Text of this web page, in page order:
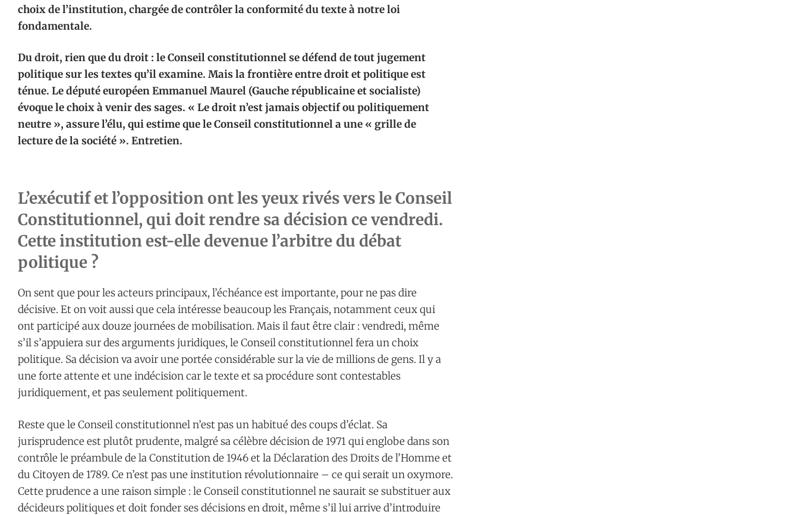
choix de l’institution, chargée de contrôler la conformité du texte à notre loi
fondamentale.
Du droit, rien que du droit : le Conseil constitutionnel se défend de tout jugement
politique sur les textes qu’il examine. Mais la frontière entre droit et politique est
ténue. Le député européen Emmanuel Maurel (Gauche républicaine et socialiste)
évoque le choix à venir des sages. « Le droit n’est jamais objectif ou politiquement
neutre », assure l’élu, qui estime que le Conseil constitutionnel a une « grille de
lecture de la société ». Entretien.
L’exécutif et l’opposition ont les yeux rivés vers le Conseil
Constitutionnel, qui doit rendre sa décision ce vendredi.
Cette institution est-elle devenue l’arbitre du débat
politique ?
On sent que pour les acteurs principaux, l’échéance est importante, pour ne pas dire
décisive. Et on voit aussi que cela intéresse beaucoup les Français, notamment ceux qui
ont participé aux douze journées de mobilisation. Mais il faut être clair : vendredi, même
s’il s’appuiera sur des arguments juridiques, le Conseil constitutionnel fera un choix
politique. Sa décision va avoir une portée considérable sur la vie de millions de gens. Il y a
une forte attente et une indécision car le texte et sa procédure sont contestables
juridiquement, et pas seulement politiquement.
Reste que le Conseil constitutionnel n’est pas un habitué des coups d’éclat. Sa
jurisprudence est plutôt prudente, malgré sa célèbre décision de 1971 qui englobe dans son
contrôle le préambule de la Constitution de 1946 et la Déclaration des Droits de l’Homme et
du Citoyen de 1789. Ce n’est pas une institution révolutionnaire – ce qui serait un oxymore.
Cette prudence a une raison simple : le Conseil constitutionnel ne saurait se substituer aux
décideurs politiques et doit fonder ses décisions en droit, même s’il lui arrive d’introduire